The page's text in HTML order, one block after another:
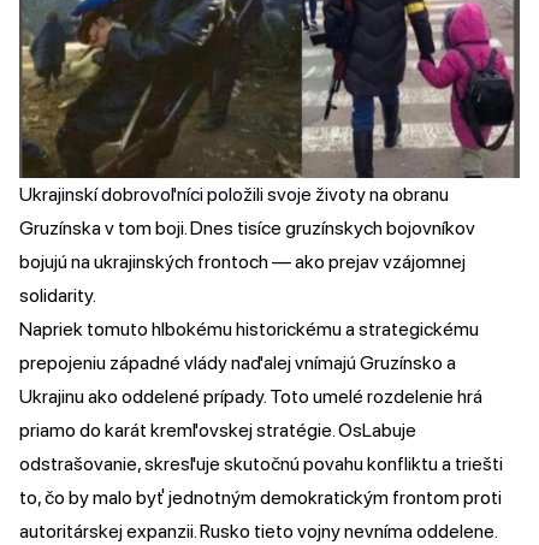
Ukrajinskí dobrovoľníci položili svoje životy na obranu
Gruzínska v tom boji. Dnes tisíce gruzínskych bojovníkov
bojujú na ukrajinských frontoch — ako prejav vzájomnej
solidarity.
Napriek tomuto hlbokému historickému a strategickému
prepojeniu západné vlády naďalej vnímajú Gruzínsko a
Ukrajinu ako oddelené prípady. Toto umelé rozdelenie hrá
priamo do karát kremľovskej stratégie. OsLabuje
odstrašovanie, skresľuje skutočnú povahu konfliktu a triešti
to, čo by malo byť jednotným demokratickým frontom proti
autoritárskej expanzii. Rusko tieto vojny nevníma oddelene.